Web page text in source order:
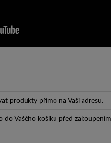
produkty přímo na Vaši adresu.
Vašého košíku před zakoupením